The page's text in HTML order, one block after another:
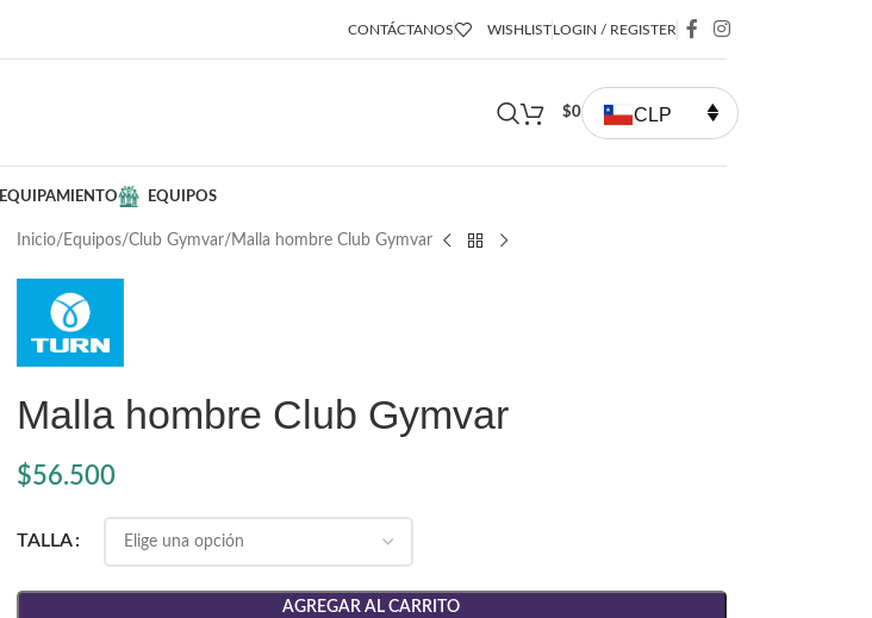
CONTÁCTANOS WISHLISTLOGIN / REGISTER
$0 CLP
EQUIPAMIENTO EQUIPOS
Inicio Equipos Club Gymvar Malla hombre Club Gymvar
Malla hombre Club Gymvar
$56.500
TALLA
AGREGAR AL CARRITO